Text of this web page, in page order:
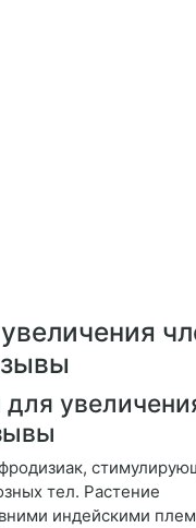
тел. Растение
индейскими